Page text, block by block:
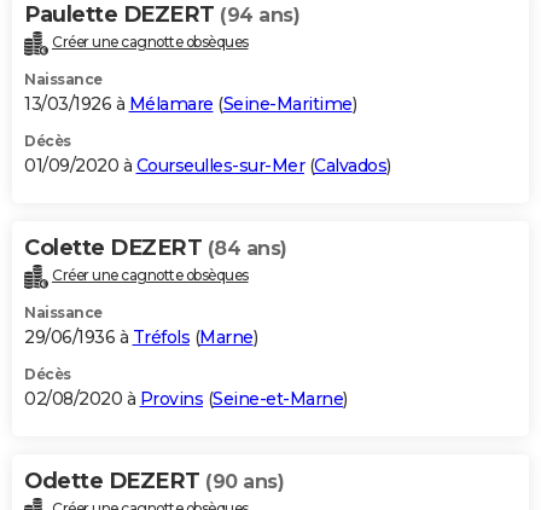
Paulette DEZERT (94 ans)
Créer une cagnotte obsèques
Naissance
13/03/1926 à Mélamare (Seine-Maritime)
Décès
01/09/2020 à Courseulles-sur-Mer(Calvados)
Colette DEZERT (84 ans)
Créer une cagnotte obsèques
Naissance
29/06/1936 à Tréfols (Marne)
Décès
02/08/2020 à Provins (Seine-et-Marne)
Odette DEZERT (90 ans)